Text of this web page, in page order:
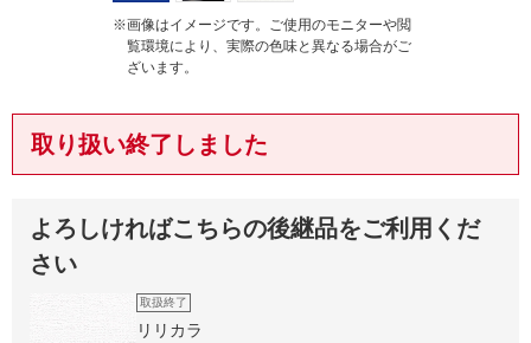
※画像はイメージです。ご使用のモニターや閲
覧環境により、実際の色味と異なる場合がご
ざいます。
取り扱い終了しました
よろしければこちらの後継品をご利用くだ
さい
取扱終了
リリカラ